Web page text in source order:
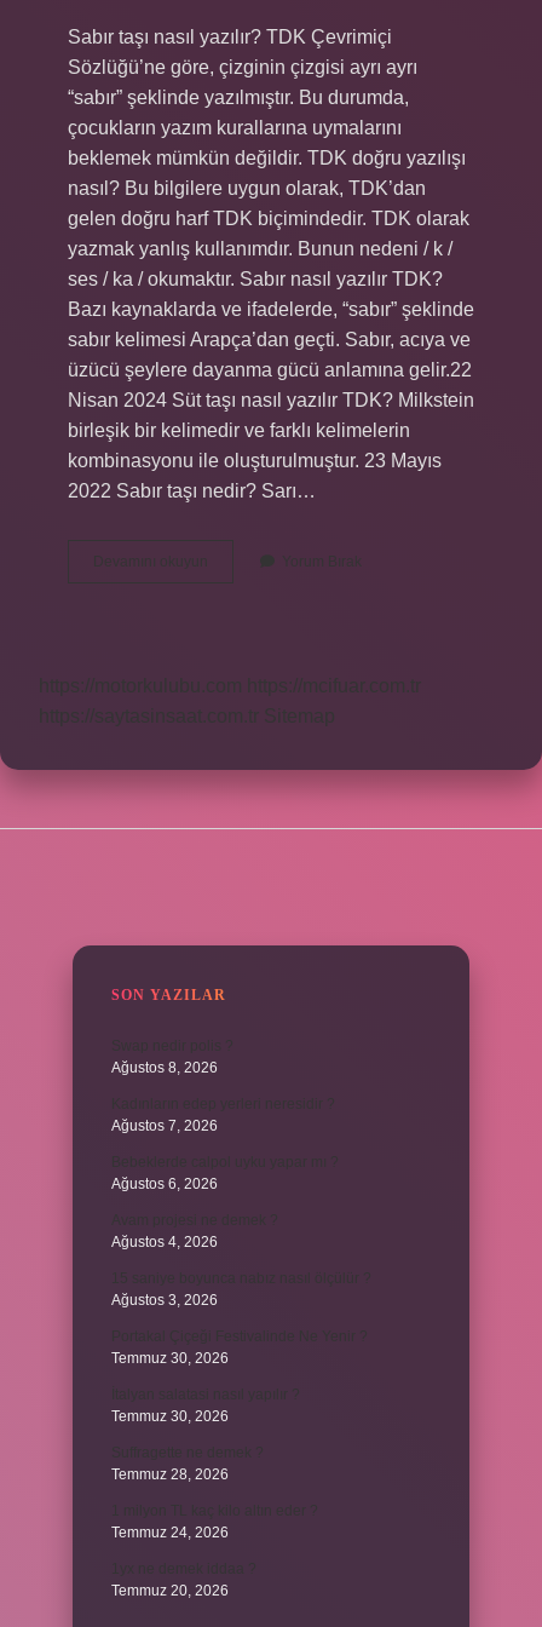
Sabır taşı nasıl yazılır? TDK Çevrimiçi
Sözlüğü’ne göre, çizginin çizgisi ayrı ayrı
“sabır” şeklinde yazılmıştır. Bu durumda,
çocukların yazım kurallarına uymalarını
beklemek mümkün değildir. TDK doğru yazılışı
nasıl? Bu bilgilere uygun olarak, TDK’dan
gelen doğru harf TDK biçimindedir. TDK olarak
yazmak yanlış kullanımdır. Bunun nedeni / k /
ses / ka / okumaktır. Sabır nasıl yazılır TDK?
Bazı kaynaklarda ve ifadelerde, “sabır” şeklinde
sabır kelimesi Arapça’dan geçti. Sabır, acıya ve
üzücü şeylere dayanma gücü anlamına gelir.22
Nisan 2024 Süt taşı nasıl yazılır TDK? Milkstein
birleşik bir kelimedir ve farklı kelimelerin
kombinasyonu ile oluşturulmuştur. 23 Mayıs
2022 Sabır taşı nedir? Sarı…
Devamını okuyun
Taşı
Yorum Bırak
https://motorkulubu.com
https://mcifuar.com.tr
https://saytasinsaat.com.tr Sitemap
SON YAZILAR
Ağustos 8, 2026
Ağustos 7, 2026
Ağustos 6, 2026
Ağustos 4, 2026
Ağustos 3, 2026
Temmuz 30, 2026
Temmuz 30, 2026
Temmuz 28, 2026
Temmuz 24, 2026
Temmuz 20, 2026